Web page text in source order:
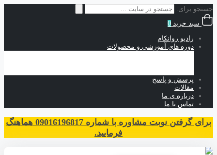
جستجو برای:
سبد خرید 0
رادیو روانکام
دوره های آموزشی و محصولات
پرسش و پاسخ
مقالات
درباره ی ما
تماس با ما
برای گرفتن نوبت مشاوره با شماره 09016196817 هماهنگ
فرمایید.